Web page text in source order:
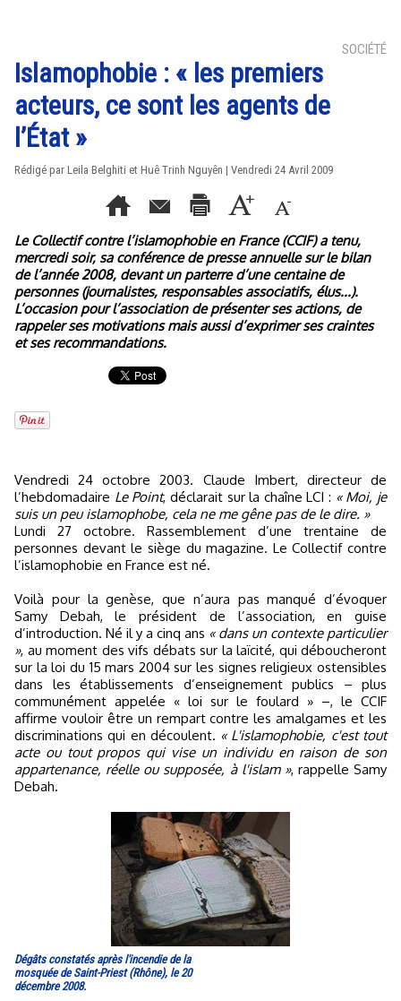
SOCIÉTÉ
Islamophobie : « les premiers
acteurs, ce sont les agents de
l’État »
Rédigé par Leila Belghiti et Huê Trinh Nguyên | Vendredi 24 Avril 2009
Le Collectif contre l’islamophobie en France (CCIF) a tenu,
mercredi soir, sa conférence de presse annuelle sur le bilan
de l’année 2008, devant un parterre d’une centaine de
personnes (journalistes, responsables associatifs, élus...).
L’occasion pour l’association de présenter ses actions, de
rappeler ses motivations mais aussi d’exprimer ses craintes
et ses recommandations.
Vendredi 24 octobre 2003. Claude Imbert, directeur de
l’hebdomadaire Le Point, déclarait sur la chaîne LCI : « Moi, je
suis un peu islamophobe, cela ne me gêne pas de le dire. »
Lundi 27 octobre. Rassemblement d’une trentaine de
personnes devant le siège du magazine. Le Collectif contre
l’islamophobie en France est né.
Voilà pour la genèse, que n’aura pas manqué d’évoquer
Samy Debah, le président de l’association, en guise
d’introduction. Né il y a cinq ans « dans un contexte particulier
», au moment des vifs débats sur la laïcité, qui déboucheront
sur la loi du 15 mars 2004 sur les signes religieux ostensibles
dans les établissements d’enseignement publics – plus
communément appelée « loi sur le foulard » –, le CCIF
affirme vouloir être un rempart contre les amalgames et les
discriminations qui en découlent. « L'islamophobie, c'est tout
acte ou tout propos qui vise un individu en raison de son
appartenance, réelle ou supposée, à l'islam », rappelle Samy
Debah.
Dégâts constatés après l'incendie de la
mosquée de Saint-Priest (Rhône), le 20
décembre 2008.